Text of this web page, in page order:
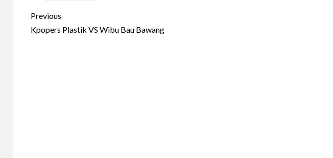
Continue
Reading
Previous
Kpopers Plastik VS Wibu Bau Bawang